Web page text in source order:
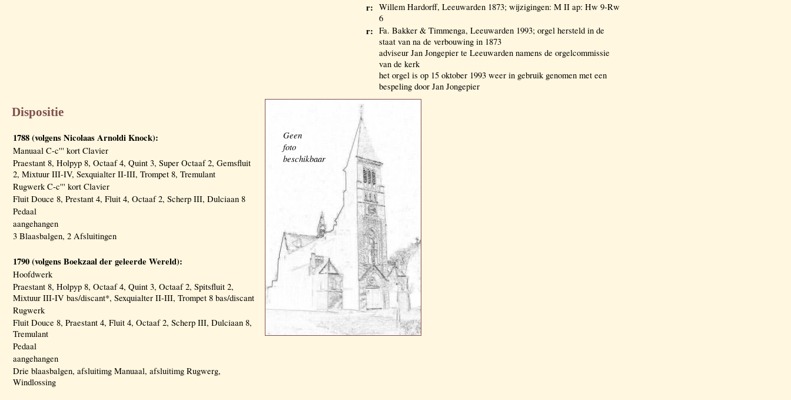
r: Willem Hardorff, Leeuwarden 1873; wijzigingen: M II ap: Hw 9-Rw
6
r: Fa. Bakker & Timmenga, Leeuwarden 1993; orgel hersteld in de
staat van na de verbouwing in 1873
adviseur Jan Jongepier te Leeuwarden namens de orgelcommissie
van de kerk
het orgel is op 15 oktober 1993 weer in gebruik genomen met een
bespeling door Jan Jongepier
Dispositie
1788 (volgens Nicolaas Arnoldi Knock):
Manuaal C-c''' kort Clavier
Praestant 8, Holpyp 8, Octaaf 4, Quint 3, Super Octaaf 2, Gemsfluit
2, Mixtuur III-IV, Sexquialter II-III, Trompet 8, Tremulant
Rugwerk C-c''' kort Clavier
Fluit Douce 8, Prestant 4, Fluit 4, Octaaf 2, Scherp III, Dulciaan 8
Pedaal
aangehangen
3 Blaasbalgen, 2 Afsluitingen
1790 (volgens Boekzaal der geleerde Wereld):
Hoofdwerk
Praestant 8, Holpyp 8, Octaaf 4, Quint 3, Octaaf 2, Spitsfluit 2,
Mixtuur III-IV bas/discant*, Sexquialter II-III, Trompet 8 bas/discant
Rugwerk
Fluit Douce 8, Praestant 4, Fluit 4, Octaaf 2, Scherp III, Dulciaan 8,
Tremulant
Pedaal
aangehangen
Drie blaasbalgen, afsluitimg Manuaal, afsluitimg Rugwerg,
Windlossing
Geen
foto
beschikbaar